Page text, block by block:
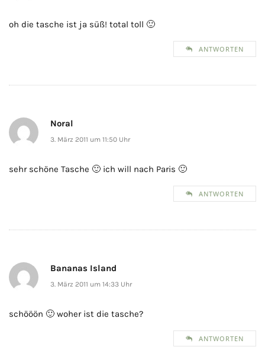
oh die tasche ist ja süß! total toll 🙂
ANTWORTEN
Noral
3. März 2011 um 11:50 Uhr
sehr schöne Tasche 🙂 ich will nach Paris 🙂
ANTWORTEN
Bananas Island
3. März 2011 um 14:33 Uhr
schööön 🙂 woher ist die tasche?
ANTWORTEN